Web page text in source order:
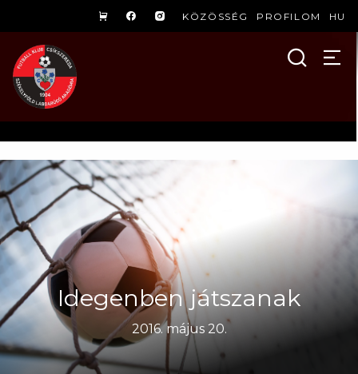
KÖZÖSSÉG PROFILOM HU
Idegenben játszanak
2016. május 20.